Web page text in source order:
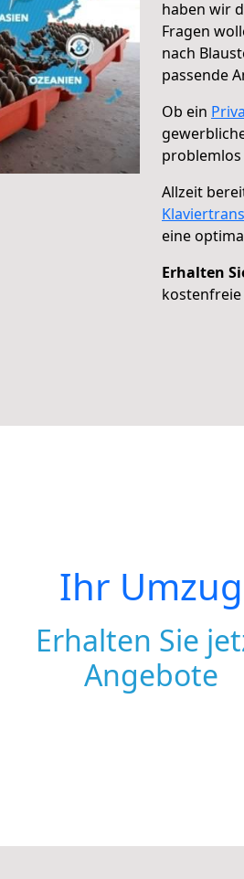
haben wir
Fragen
nach
passende
Ob ein
Allzeit
eine
Erhalten
Ihr Umzug
Erhalten Sie
Angebote